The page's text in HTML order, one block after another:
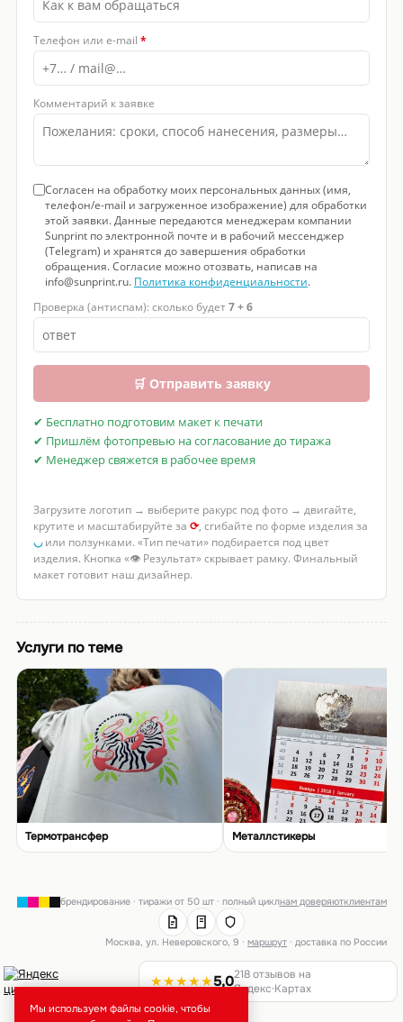
Телефон или e-mail *
Комментарий к заявке
Согласен на обработку моих персональных данных (имя,
телефон/e-mail и загруженное изображение) для обработки
этой заявки. Данные передаются менеджерам компании
Sunprint по электронной почте и в рабочий мессенджер
(Telegram) и хранятся до завершения обработки
обращения. Согласие можно отозвать, написав на
info@sunprint.ru. Политика конфиденциальности.
Проверка (антиспам): сколько будет7 + 6
🛒 Отправить заявку
✔ Бесплатно подготовим макет к печати
✔ Пришлём фотопревью на согласование до тиража
✔ Менеджер свяжется в рабочее время
Загрузите логотип → выберите ракурс под фото → двигайте,
крутите и масштабируйте за ⟳, сгибайте по форме изделия за
◡или ползунками. «Тип печати» подбирается под цвет
изделия. Кнопка «👁 Результат» скрывает рамку. Финальный
макет готовит наш дизайнер.
Услуги по теме
Термотрансфер Металлстикеры
брендирование · тиражи от 50 шт · полный циклнам доверяютклиентам
Москва, ул. Неверовского, 9 ·маршрут · доставка по России
★★★★★5,0218 отзывов на
Яндекс·Картах
Мы используем файлы cookie, чтобы